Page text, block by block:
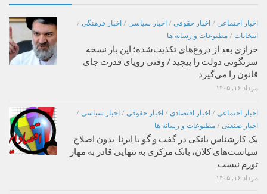
اخبار اجتماعی / اخبار حقوقی / اخبار سیاسی / اخبار فرهنگی /
انتخابات / مطبوعات و رسانه ها
خرازی بعد از دروغ‌های تکذیب‌شده؛ این بار نسخه
سرنگونی دولت را پیچید / وقتی رویای قدرت جای
قانون را می‌گیرد
مرداد ۱۶, ۱۴۰۵
اخبار اجتماعی / اخبار اقتصادی / اخبار حقوقی / اخبار سیاسی /
اخبار صنعتی / مطبوعات و رسانه ها
یک کارشناس بانکی در گفت و گو با ایرنا: بدون اصلاح
سیاست‌های کلان، بانک مرکزی به تنهایی قادر به مهار
تورم نیست
مرداد ۱۶, ۱۴۰۵